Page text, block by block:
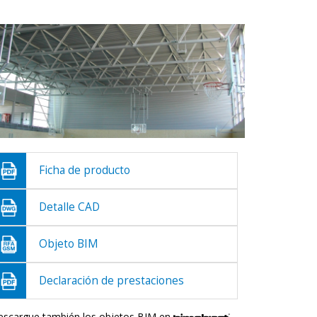
Ficha de producto
Detalle CAD
Objeto BIM
Declaración de prestaciones